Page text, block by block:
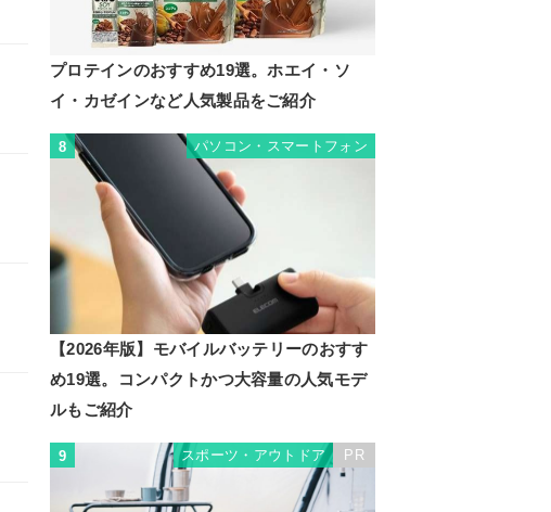
プロテインのおすすめ19選。ホエイ・ソ
イ・カゼインなど人気製品をご紹介
8 パソコン・スマートフォン
【2026年版】モバイルバッテリーのおすす
め19選。コンパクトかつ大容量の人気モデ
ルもご紹介
9 スポーツ・アウトドア PR